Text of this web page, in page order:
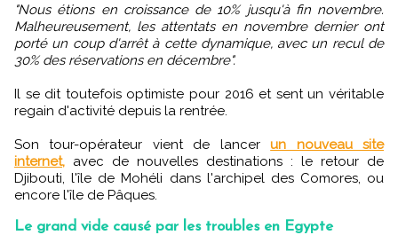
"Nous étions en croissance de 10% jusqu'à fin novembre.
Malheureusement, les attentats en novembre dernier ont
porté un coup d'arrêt à cette dynamique, avec un recul de
30% des réservations en décembre".
Il se dit toutefois optimiste pour 2016 et sent un véritable
regain d'activité depuis la rentrée.
Son tour-opérateur vient de lancerun nouveau site
internet, avec de nouvelles destinations : le retour de
Djibouti, l'île de Mohéli dans l'archipel des Comores, ou
encore l'île de Pâques.
Le grand vide causé par les troubles en Egypte